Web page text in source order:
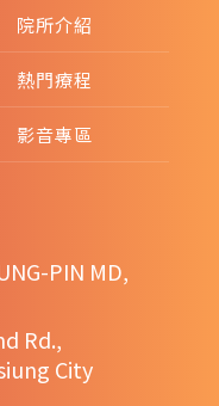
院所介紹
熱門療程
影音專區
PIN MD,
Rd.,
City